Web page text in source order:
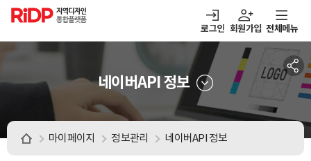
RiDP 지역디자인
통합플랫폼
로그인 회원가입
열기 알림마당
열기 아이디어뱅크
전체메뉴
네이버API 정보
마이페이지 정보관리 네이버API 정보